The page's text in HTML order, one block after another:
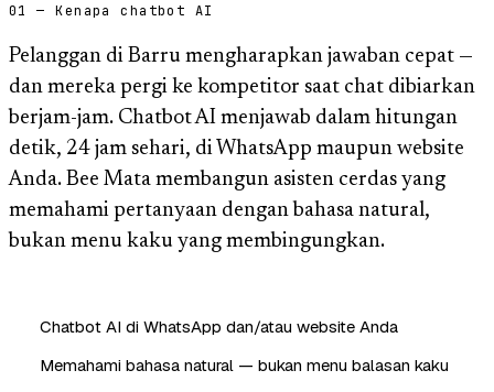
01 — Kenapa chatbot AI
Pelanggan di Barru mengharapkan jawaban cepat —
dan mereka pergi ke kompetitor saat chat dibiarkan
berjam-jam. Chatbot AI menjawab dalam hitungan
detik, 24 jam sehari, di WhatsApp maupun website
Anda. Bee Mata membangun asisten cerdas yang
memahami pertanyaan dengan bahasa natural,
bukan menu kaku yang membingungkan.
Chatbot AI di WhatsApp dan/atau website Anda
Memahami bahasa natural — bukan menu balasan kaku